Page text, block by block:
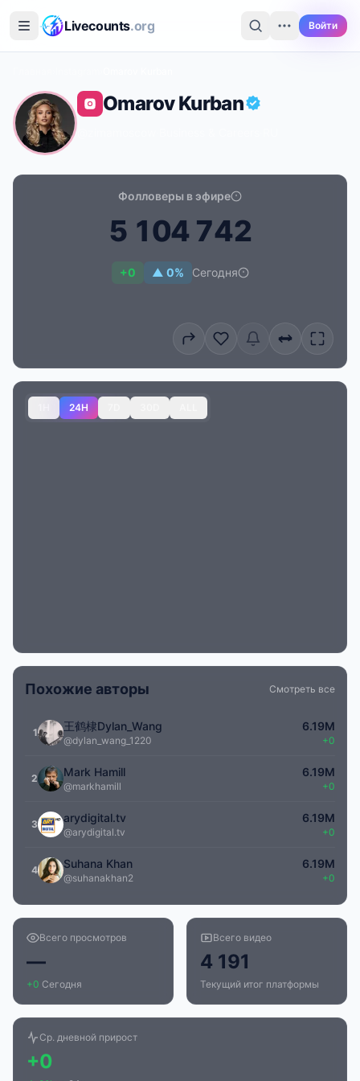
Livecounts.org Войти
Omarov Kurban
Фолловеры в эфире
5 104 742
+0 ▲ 0% Сегодня
24H
Похожие авторы Смотреть все
1 王鹤棣Dylan_Wang
@dylan_wang_1220
6.19M
+0
2 Mark Hamill
@markhamill
6.19M
+0
3 arydigital.tv
@arydigital.tv
6.19M
+0
4 Suhana Khan
@suhanakhan2
6.19M
+0
Всего просмотров
—
+0 Сегодня
Всего видео
4 191
Текущий итог платформы
Ср. дневной прирост
+0